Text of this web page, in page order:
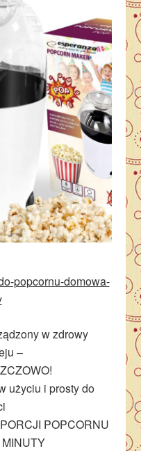
popcornu-domowa-
w zdrowy
–
użyciu i prosty do
POPCORNU